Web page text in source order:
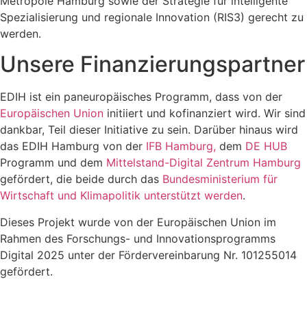
Spezialisierung und regionale Innovation (RIS3) gerecht zu
werden.
Unsere Finanzierungspartner
EDIH ist ein paneuropäisches Programm, dass von der
Europäischen Union initiiert und kofinanziert wird. Wir sind
dankbar, Teil dieser Initiative zu sein. Darüber hinaus wird
das EDIH Hamburg von der IFB Hamburg, dem DE HUB
Programm und dem Mittelstand-Digital Zentrum Hamburg
gefördert, die beide durch das Bundesministerium für
Wirtschaft und Klimapolitik unterstützt werden.
Dieses Projekt wurde von der Europäischen Union im
Rahmen des Forschungs- und Innovationsprogramms
Digital 2025 unter der Fördervereinbarung Nr. 101255014
gefördert.